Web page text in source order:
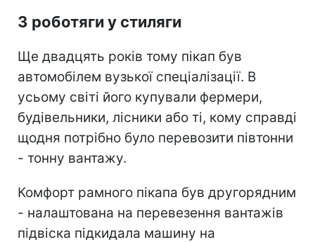
З роботяги у стиляги
Ще двадцять років тому пікап був
автомобілем вузької спеціалізації. В
усьому світі його купували фермери,
будівельники, лісники або ті, кому справді
щодня потрібно було перевозити півтонни
- тонну вантажу.
Комфорт рамного пікапа був другорядним
- налаштована на перевезення вантажів
підвіска підкидала машину на